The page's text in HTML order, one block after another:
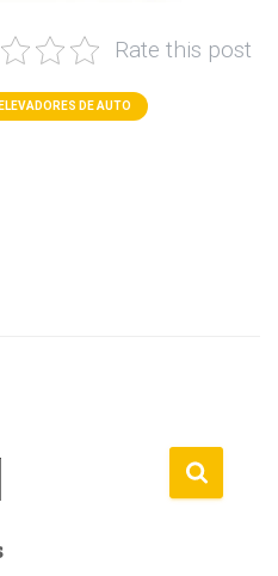
Rate this post
ELEVADORES DE AUTO